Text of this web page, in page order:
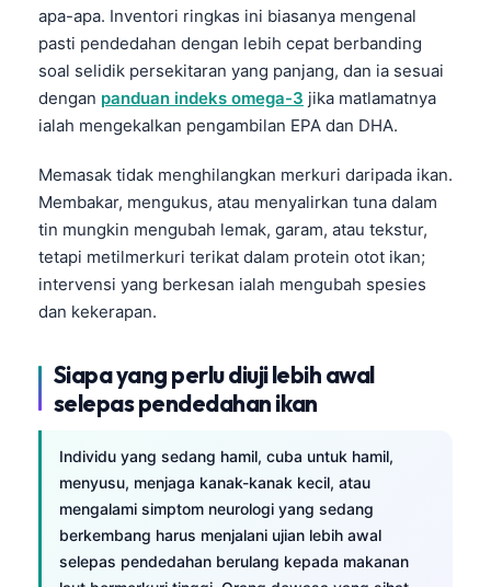
apa-apa. Inventori ringkas ini biasanya mengenal
pasti pendedahan dengan lebih cepat berbanding
soal selidik persekitaran yang panjang, dan ia sesuai
dengan panduan indeks omega-3 jika matlamatnya
ialah mengekalkan pengambilan EPA dan DHA.
Memasak tidak menghilangkan merkuri daripada ikan.
Membakar, mengukus, atau menyalirkan tuna dalam
tin mungkin mengubah lemak, garam, atau tekstur,
tetapi metilmerkuri terikat dalam protein otot ikan;
intervensi yang berkesan ialah mengubah spesies
dan kekerapan.
Siapa yang perlu diuji lebih awal
selepas pendedahan ikan
Individu yang sedang hamil, cuba untuk hamil,
menyusu, menjaga kanak-kanak kecil, atau
mengalami simptom neurologi yang sedang
berkembang harus menjalani ujian lebih awal
selepas pendedahan berulang kepada makanan